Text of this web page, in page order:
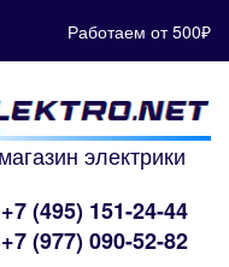
Работаем от 500₽
электрики
+7 (495) 151-24-44
+7 (977) 090-52-82